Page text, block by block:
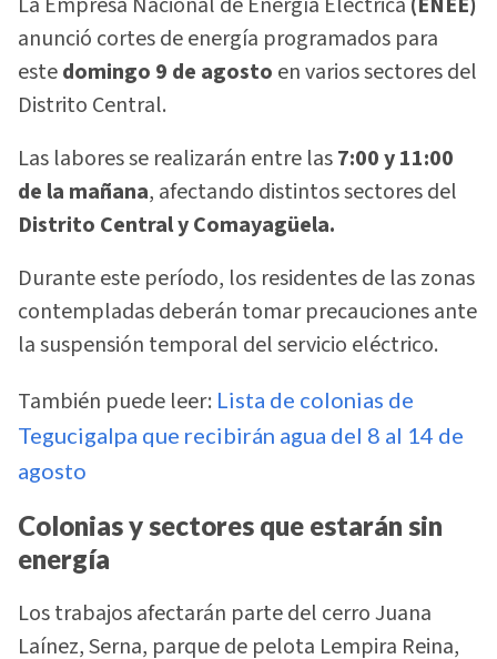
anunció cortes de energía programados para
estedomingo 9 de agosto en varios sectores del
Distrito Central.
Las labores se realizarán entre las7:00 y 11:00
de la mañana, afectando distintos sectores del
Distrito Central y Comayagüela.
Durante este período, los residentes de las zonas
contempladas deberán tomar precauciones ante
la suspensión temporal del servicio eléctrico.
También puede leer: Lista de colonias de
Tegucigalpa que recibirán agua del 8 al 14 de
agosto
Colonias y sectores que estarán sin
energía
Los trabajos afectarán parte del cerro Juana
Laínez, Serna, parque de pelota Lempira Reina,